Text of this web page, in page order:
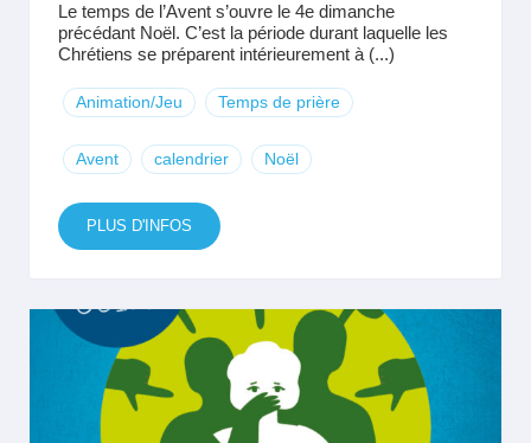
Le temps de l’Avent s’ouvre le 4e dimanche
précédant Noël. C’est la période durant laquelle les
Chrétiens se préparent intérieurement à (...)
Animation/Jeu Temps de prière
Avent calendrier Noël
PLUS D'INFOS